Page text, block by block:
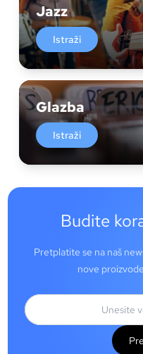
Jazz
Istraži
Glazba
Istraži
Budite
Pretplatite se na naš
nove